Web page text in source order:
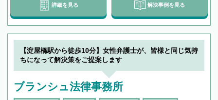
詳細を見る 解決事例を見る
【淀屋橋駅から徒歩10分】女性弁護士が、皆様と同じ気持
ちになって解決策をご提案します
ブランシュ法律事務所